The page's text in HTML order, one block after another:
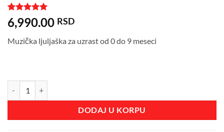
Ocenjeno5
od 5 na
1
ocene
6,990.00 RSD
Muzička ljuljaška za uzrast od 0 do 9 meseci
DODAJ U KORPU